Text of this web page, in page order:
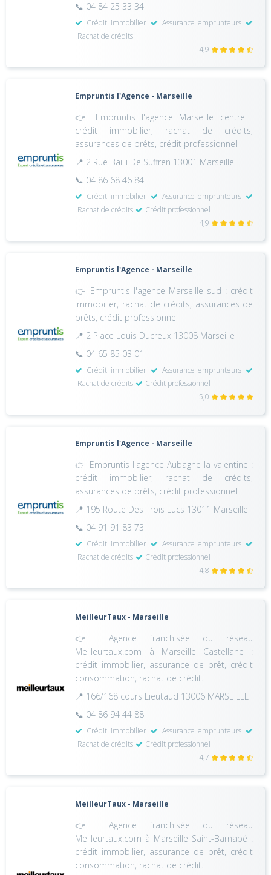
📞 04 84 25 33 34
Crédit immobilier
Assurance emprunteurs
Rachat de crédits
4,9
Empruntis l'Agence - Marseille
👉 Empruntis l'agence Marseille centre :
crédit immobilier, rachat de crédits,
assurances de prêts, crédit professionnel
📍 2 Rue Bailli De Suffren 13001 Marseille
📞 04 86 68 46 84
Crédit immobilier
Assurance emprunteurs
Rachat de crédits
Crédit professionnel
4,9
Empruntis l'Agence - Marseille
👉 Empruntis l'agence Marseille sud : crédit
immobilier, rachat de crédits, assurances de
prêts, crédit professionnel
📍 2 Place Louis Ducreux 13008 Marseille
📞 04 65 85 03 01
Crédit immobilier
Assurance emprunteurs
Rachat de crédits
Crédit professionnel
5,0
Empruntis l'Agence - Marseille
👉 Empruntis l'agence Aubagne la valentine :
crédit immobilier, rachat de crédits,
assurances de prêts, crédit professionnel
📍 195 Route Des Trois Lucs 13011 Marseille
📞 04 91 91 83 73
Crédit immobilier
Assurance emprunteurs
Rachat de crédits
Crédit professionnel
4,8
MeilleurTaux - Marseille
👉 Agence franchisée du réseau
Meilleurtaux.com à Marseille Castellane :
crédit immobilier, assurance de prêt, crédit
consommation, rachat de crédit.
📍 166/168 cours Lieutaud 13006 MARSEILLE
📞 04 86 94 44 88
Crédit immobilier
Assurance emprunteurs
Rachat de crédits
Crédit professionnel
4,7
MeilleurTaux - Marseille
👉 Agence franchisée du réseau
Meilleurtaux.com à Marseille Saint-Barnabé :
crédit immobilier, assurance de prêt, crédit
consommation, rachat de crédit.